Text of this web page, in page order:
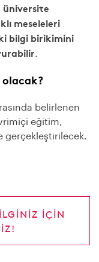
üniversite
meseleleri
bilgi birikimini
.
belirlenen
eğitim,
gerçekleştirilecek.
IÇIN